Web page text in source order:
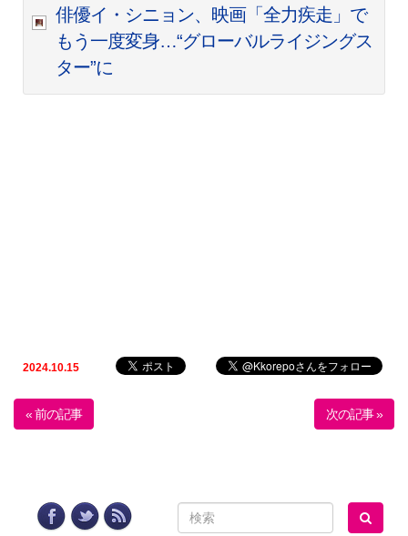
俳優イ・シニョン、映画「全力疾走」で
もう一度変身…“グローバルライジングス
ター”に
2024.10.15
« 前の記事 次の記事 »